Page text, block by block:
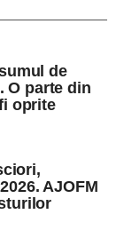
susținute de
participarea:
de
O parte din
oprite
AJOFM